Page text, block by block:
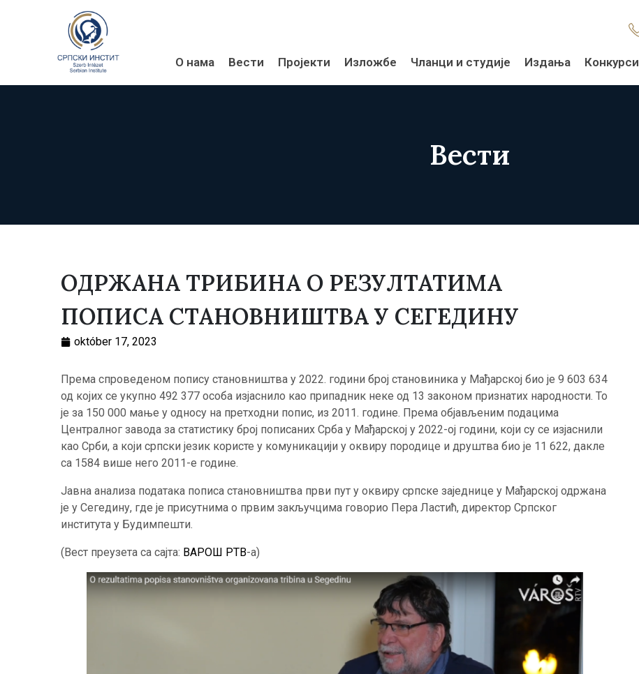
О нама Вести Пројекти Изложбе Чланци и студије Издања Конкурси
Вести
ОДРЖАНА ТРИБИНА О РЕЗУЛТАТИМА
ПОПИСА СТАНОВНИШТВА У СЕГЕДИНУ
október 17, 2023
Према спроведеном попису становништва у 2022. години број становиника у Мађарској био је 9 603 634
од којих се укупно 492 377 особа изјаснило као припадник неке од 13 законом признатих народности. То
је за 150 000 мање у односу на претходни попис, из 2011. године. Према обjављеним подацима
Централног завода за статистику број пописаних Срба у Мађарској у 2022-ој години, који су се изјаснили
као Срби, а који српски језик користе у комуникацији у оквиру породице и друштва био је 11 622, дакле
са 1584 више него 2011-е године.
Јавна анализа података пописа становништва први пут у оквиру српске заједнице у Мађарској одржана
је у Сегедину, где је присутнима о првим закључцима говорио Пера Ластић, директор Српског
института у Будимпешти.
(Вест преузетa са сајта: ВАРОШ РТВ-а)